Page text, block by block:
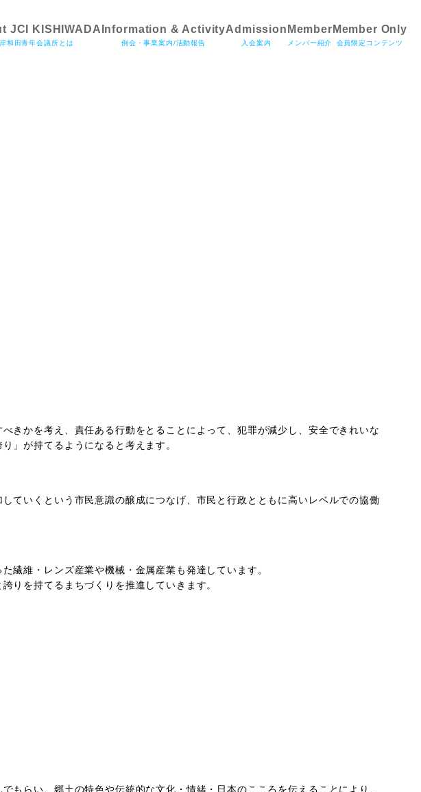
JCI KISHIWADA
岸和田青年会議所とは
Information & Activity
例会・事業案内/活動報告
Admission
入会案内
Member
メンバー紹介
Member Only
会員限定コンテンツ
きかを考え、責任ある行動をとることによって、犯罪が減少し、安全できれいな
」が持てるようになると考えます。
ていくという市民意識の醸成につなげ、市民と行政とともに高いレベルでの協働
繊維・レンズ産業や機械・金属産業も発達しています。
りを持てるまちづくりを推進していきます。
らい、郷土の特色や伝統的な文化・情緒・日本のこころを伝えることにより、